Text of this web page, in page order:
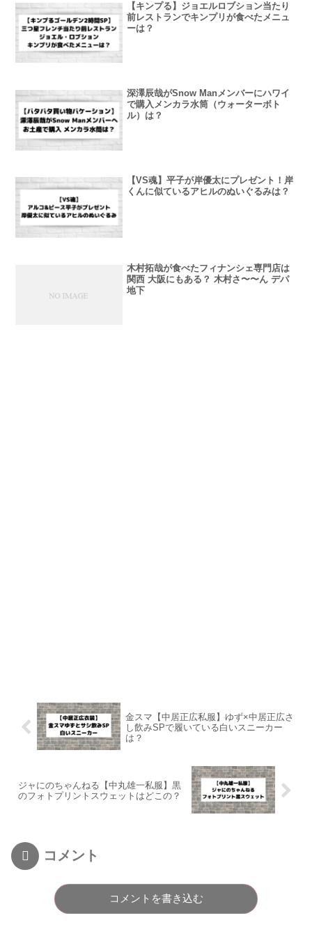
【キンプる】ジョエルロブション当たり
前レストランでキンプリが食べたメニュ
ーは？
深澤辰哉がSnow Manメンバーにハワイ
で購入メンカラ水筒（ウォーターボト
ル）は？
【VS魂】平子が岸優太にプレゼント！岸
くんに似ているアヒルのぬいぐるみは？
木村拓哉が食べたフィナンシェ専門店は
関西 大阪にもある？ 木村さ〜〜ん デパ
地下
金スマ【中居正広私服】ゆず×中居正広さ
し飲みSPで履いている白いスニーカー
は？
ジャにのちゃんねる【中丸雄一私服】黒
のフォトプリントスウェットはどこの？
コメント
コメントを書き込む